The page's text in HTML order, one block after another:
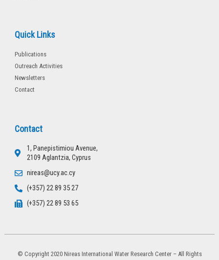
Quick Links
Publications
Outreach Activities
Newsletters
Contact
Contact
1, Panepistimiou Avenue,
2109 Aglantzia, Cyprus
nireas@ucy.ac.cy
(+357) 22 89 35 27
(+357) 22 89 53 65
© Copyright 2020 Nireas International Water Research Center – All Rights